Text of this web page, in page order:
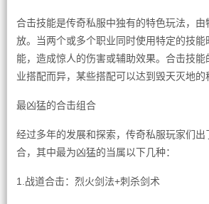
合击技能是传奇私服中独有的特色玩法，由
放。当两个或多个职业同时使用特定的技能
能，造成惊人的伤害或辅助效果。合击技能
业搭配而异，某些搭配可以达到毁天灭地的
最凶猛的合击组合
经过多年的发展和探索，传奇私服玩家们出
合，其中最为凶猛的当属以下几种：
1.战道合击：烈火剑法+刺杀剑术